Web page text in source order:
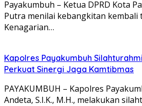
Payakumbuh – Ketua DPRD Kota
Putra menilai kebangkitan kembali
Kenagarian…
Kapolres Payakumbuh
Perkuat Sinergi Jaga Kamtibmas
PAYAKUMBUH – Kapolres
Andeta, S.I.K., M.H., melakukan